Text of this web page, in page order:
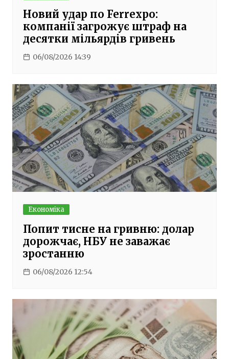
Новий удар по Ferrexpo:
компанії загрожує штраф на
десятки мільярдів гривень
06/08/2026 14:39
Економіка
Попит тисне на гривню: долар
дорожчає, НБУ не заважає
зростанню
06/08/2026 12:54